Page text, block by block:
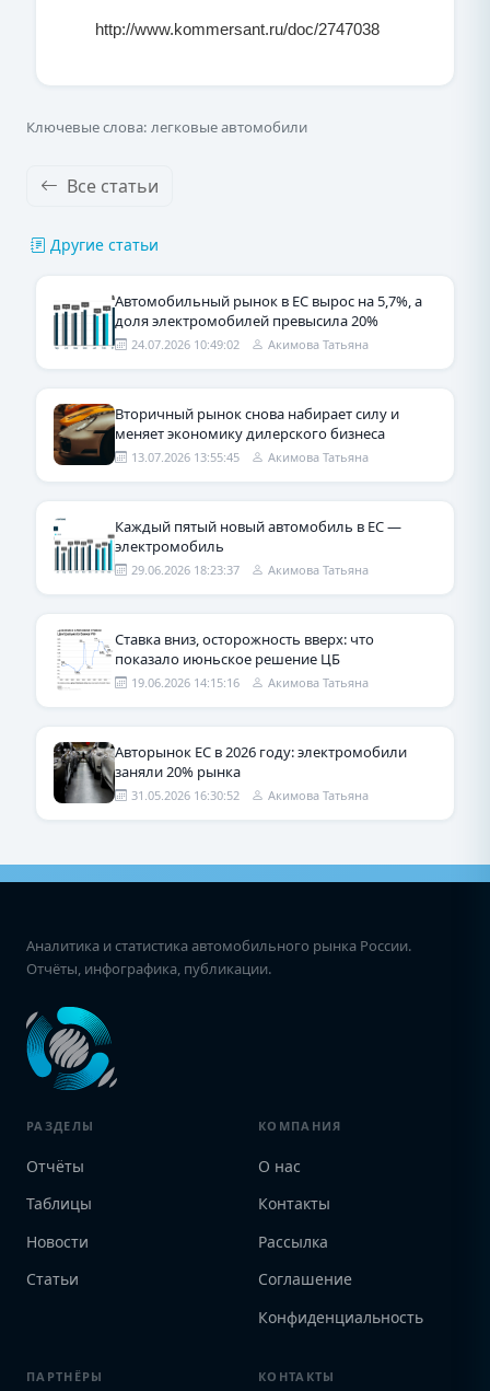
http://www.kommersant.ru/doc/2747038
Ключевые слова: легковые автомобили
Все статьи
Другие статьи
Автомобильный рынок в ЕС вырос на 5,7%, а
доля электромобилей превысила 20%
24.07.2026 10:49:02 Акимова Татьяна
Вторичный рынок снова набирает силу и
меняет экономику дилерского бизнеса
13.07.2026 13:55:45 Акимова Татьяна
Каждый пятый новый автомобиль в ЕС —
электромобиль
29.06.2026 18:23:37 Акимова Татьяна
Ставка вниз, осторожность вверх: что
показало июньское решение ЦБ
19.06.2026 14:15:16 Акимова Татьяна
Авторынок ЕС в 2026 году: электромобили
заняли 20% рынка
31.05.2026 16:30:52 Акимова Татьяна
Аналитика и статистика автомобильного рынка России.
Отчёты, инфографика, публикации.
РАЗДЕЛЫ
Отчёты
Таблицы
Новости
Статьи
КОМПАНИЯ
О нас
Контакты
Рассылка
Соглашение
Конфиденциальность
ПАРТНЁРЫ КОНТАКТЫ